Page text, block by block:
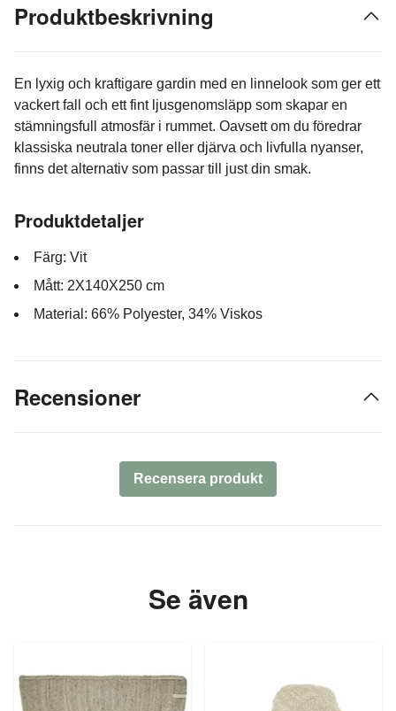
Produktbeskrivning
En lyxig och kraftigare gardin med en linnelook som ger ett
vackert fall och ett fint ljusgenomsläpp som skapar en
stämningsfull atmosfär i rummet. Oavsett om du föredrar
klassiska neutrala toner eller djärva och livfulla nyanser,
finns det alternativ som passar till just din smak.
Produktdetaljer
Färg: Vit
Mått: 2X140X250 cm
Material: 66% Polyester, 34% Viskos
Recensioner
Recensera produkt
Se även